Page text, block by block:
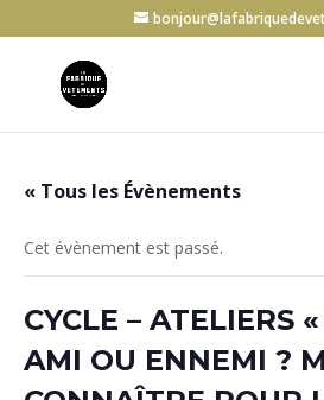
« Tous les Évènements
Cet évènement est passé.
CYCLE – ATELIERS
AMI OU ENNEMI ?